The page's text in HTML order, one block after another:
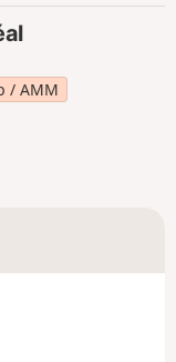
/ AMM